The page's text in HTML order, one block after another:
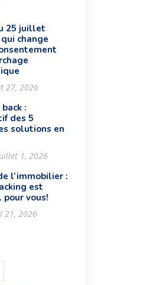
25 juillet
change
27, 2026
:
des 5
solutions en
1, 2026
l’immobilier :
est
vous!
21, 2026